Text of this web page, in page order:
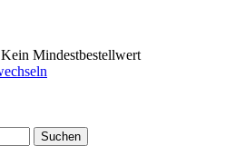
Kein Mindestbestellwert
Suchen